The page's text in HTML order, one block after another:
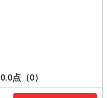
0.0点（0）